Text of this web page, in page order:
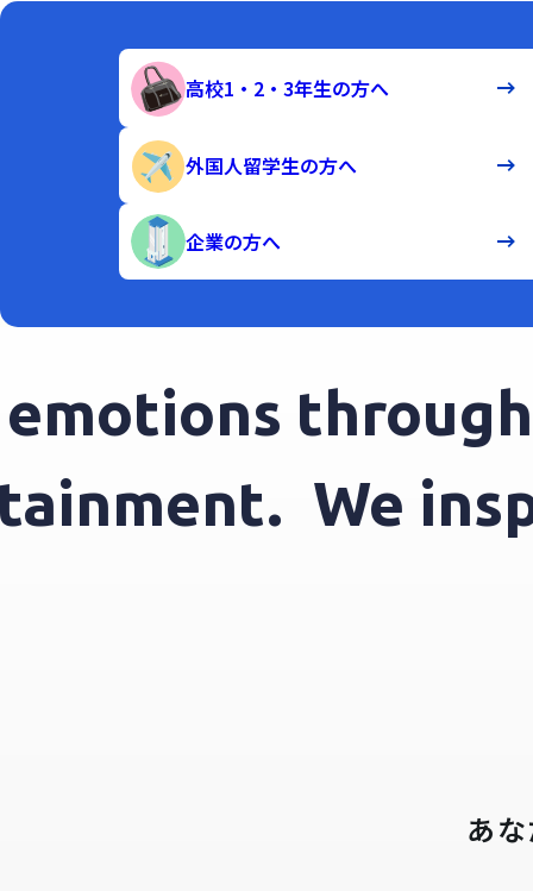
高校1・2・3年生の方へ
外国人留学生の方へ
企業の方へ
through
We
あ